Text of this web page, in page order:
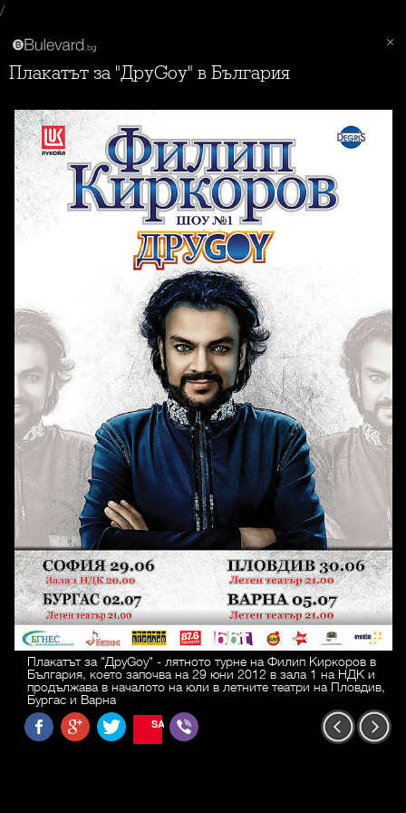
/
Плакатът за "ДруGoy" в България
Плакатът за "ДруGoy" - лятното турне на Филип Киркоров в
България, което започва на 29 юни 2012 в зала 1 на НДК и
продължава в началото на юли в летните театри на Пловдив,
Бургас и Варна
SAVE